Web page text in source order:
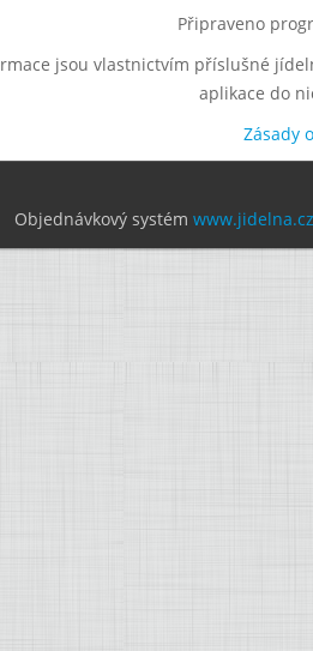
Připraveno
jsou vlastnictvím příslušné
aplikace do
Zásady
Objednávkový systém www.jidelna.cz